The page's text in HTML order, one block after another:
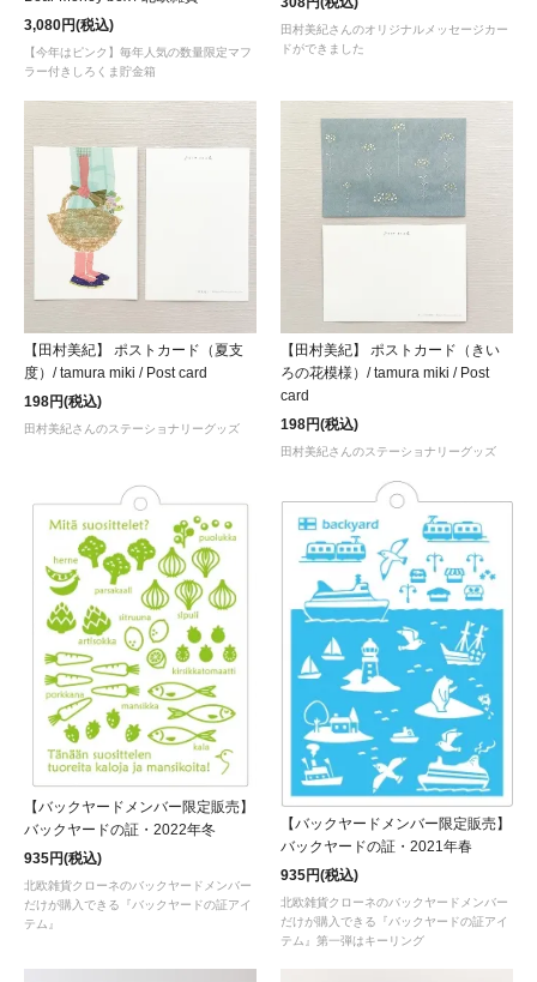
3,080円(税込)
【今年はピンク】毎年人気の数量限定マフ
ラー付きしろくま貯金箱
田村美紀さんのオリジナルメッセージカー
ドができました
【田村美紀】 ポストカード（夏支
度）/ tamura miki / Post card
198円(税込)
田村美紀さんのステーショナリーグッズ
【田村美紀】 ポストカード（きい
ろの花模様）/ tamura miki / Post
card
198円(税込)
田村美紀さんのステーショナリーグッズ
【バックヤードメンバー限定販売】
バックヤードの証・2022年冬
935円(税込)
北欧雑貨クローネのバックヤードメンバー
だけが購入できる『バックヤードの証アイ
テム』
【バックヤードメンバー限定販売】
バックヤードの証・2021年春
935円(税込)
北欧雑貨クローネのバックヤードメンバー
だけが購入できる『バックヤードの証アイ
テム』第一弾はキーリング